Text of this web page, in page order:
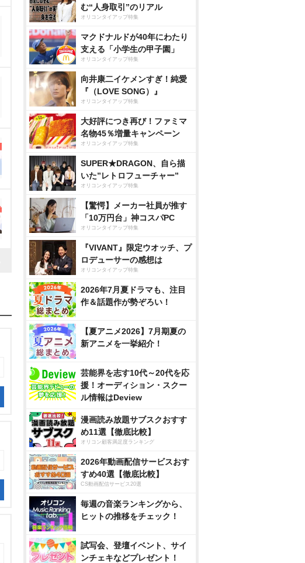
む“人身取引”のリアル
オリコンタイアップ特集
マクドナルドが40年にわたり
支える「小学生の甲子園」
オリコンタイアップ特集
向井康二イケメンすぎ！純愛
『（LOVE SONG）』
オリコンタイアップ特集
大好評につき再び！ファミマ
名物45％増量キャンペーン
オリコンタイアップ特集
SUPER★DRAGON、自ら描
いた”レトロフューチャー”
オリコンタイアップ特集
【驚愕】メーカー社員が推す
「10万円台」神コスパPC
オリコンタイアップ特集
『VIVANT』限定ウオッチ、プ
ロデューサーの感想は
オリコンタイアップ特集
2026年7月夏ドラマも、注目
作＆話題作が勢ぞろい！
【夏アニメ2026】7月期夏の
新アニメを一挙紹介！
芸能界を志す10代～20代を応
援！オーディション・スクー
ル情報はDeview
漫画読み放題サブスクおすす
め11選【徹底比較】
オリコン顧客満足度ランキング
2026年動画配信サービスおす
すめ40選【徹底比較】
CS動画配信サービス20選
毎週の音楽ランキングから、
ヒットの推移をチェック！
試写会、登壇イベント、サイ
ンチェキなどプレゼント！